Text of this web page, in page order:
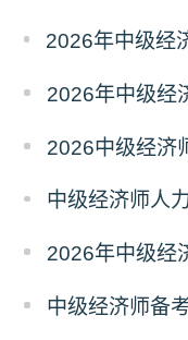
2026中级经济
中级经济师人
中级经济师备